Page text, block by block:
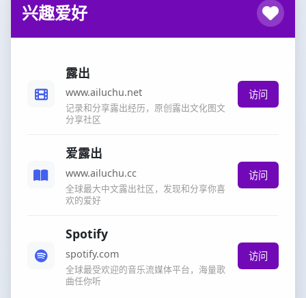
兴趣爱好
露出
www.ailuchu.net
记录和分享露出经历，原创露出文化图文
分享社区
访问
爱露出
www.ailuchu.cc
全球最大中文露出社区，发现和分享你喜
欢的爱好
访问
Spotify
spotify.com
全球最受欢迎的音乐流媒体平台，海量歌
曲任你听
访问